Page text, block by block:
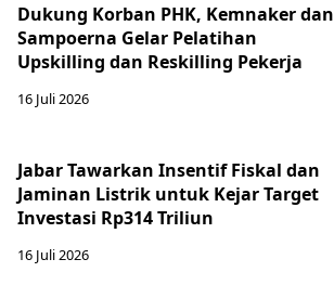
Dukung Korban PHK, Kemnaker dan
Sampoerna Gelar Pelatihan
Upskilling dan Reskilling Pekerja
16 Juli 2026
Jabar Tawarkan Insentif Fiskal dan
Jaminan Listrik untuk Kejar Target
Investasi Rp314 Triliun
16 Juli 2026